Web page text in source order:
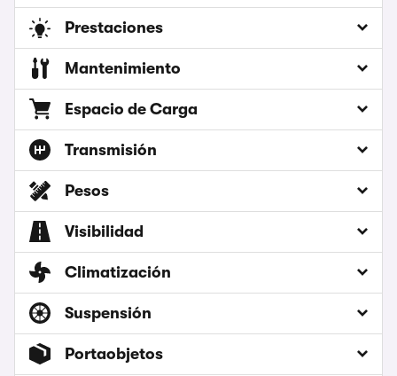
Prestaciones
Mantenimiento
Espacio de Carga
Transmisión
Pesos
Visibilidad
Climatización
Suspensión
Portaobjetos